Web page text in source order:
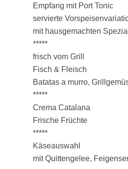
Empfang mit Port Tonic
servierte
mit hausgemachten
*****
frisch vom Grill
Fisch & Fleisch
Batatas a murro,
*****
Crema Catalana
Frische Früchte
*****
Käseauswahl
mit Quittengelee,